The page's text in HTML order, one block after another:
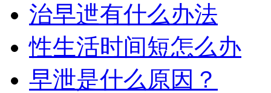
治早迣有什么办法
性生活时间短怎么办
早泄是什么原因？